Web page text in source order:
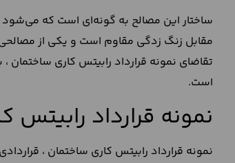
ساختار این مصالح به گونه‌ای است که می‌شود
مقابل زنگ زدگی مقاوم است و یکی از
تقاضای نمونه قرارداد رابیتس کاری
است.
نمونه قرارداد
نمونه قرارداد رابیتس کاری ساختمان ،